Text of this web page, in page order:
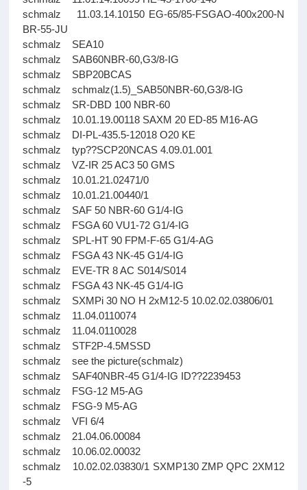
schmalz 11.03.14.10150 EG-65/85-FSGAO-400x200-N
BR-55-JU
schmalz SEA10
schmalz SAB60NBR-60,G3/8-IG
schmalz SBP20BCAS
schmalz schmalz(1.5)_SAB50NBR-60,G3/8-IG
schmalz SR-DBD 100 NBR-60
schmalz 10.01.19.00118 SAXM 20 ED-85 M16-AG
schmalz DI-PL-435.5-12018 O20 KE
schmalz typ??SCP20NCAS 4.09.01.001
schmalz VZ-IR 25 AC3 50 GMS
schmalz 10.01.21.02471/0
schmalz 10.01.21.00440/1
schmalz SAF 50 NBR-60 G1/4-IG
schmalz FSGA 60 VU1-72 G1/4-IG
schmalz SPL-HT 90 FPM-F-65 G1/4-AG
schmalz FSGA 43 NK-45 G1/4-IG
schmalz EVE-TR 8 AC S014/S014
schmalz FSGA 43 NK-45 G1/4-IG
schmalz SXMPi 30 NO H 2xM12-5 10.02.02.03806/01
schmalz 11.04.0110074
schmalz 11.04.0110028
schmalz STF2P-4.5MSSD
schmalz see the picture(schmalz)
schmalz SAF40NBR-45 G1/4-IG ID??2239453
schmalz FSG-12 M5-AG
schmalz FSG-9 M5-AG
schmalz VFI 6/4
schmalz 21.04.06.00084
schmalz 10.06.02.00032
schmalz 10.02.02.03830/1 SXMP130 ZMP QPC 2XM12
-5